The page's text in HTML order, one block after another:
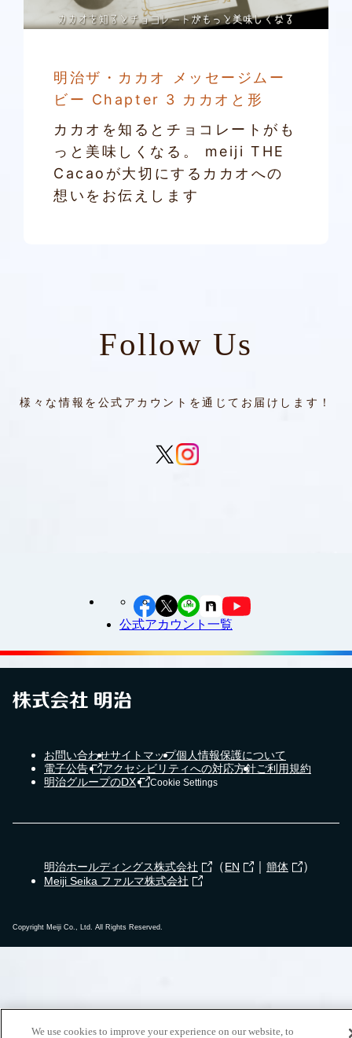
明治ザ・カカオ メッセージムー
ビー Chapter 3 カカオと形
カカオを知るとチョコレートがも
っと美味しくなる。 meiji THE
Cacaoが大切にするカカオへの
想いをお伝えします
Follow Us
様々な情報を公式アカウントを通じてお届けします！
公式アカウント一覧
お問い合わせサイトマップ個人情報保護について
電子公告
アクセシビリティへの対応方針ご利用規約
明治グループのDX
Cookie Settings
明治ホールディングス株式会社 （EN 簡体 ）
Meiji Seika ファルマ株式会社
Copyright Meiji Co., Ltd. All Rights Reserved.
We use cookies to improve your experience on our website, to